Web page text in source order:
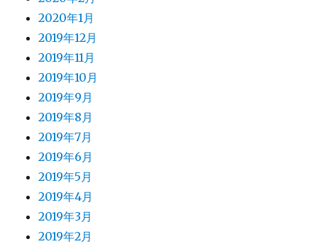
2020年1月
2019年12月
2019年11月
2019年10月
2019年9月
2019年8月
2019年7月
2019年6月
2019年5月
2019年4月
2019年3月
2019年2月